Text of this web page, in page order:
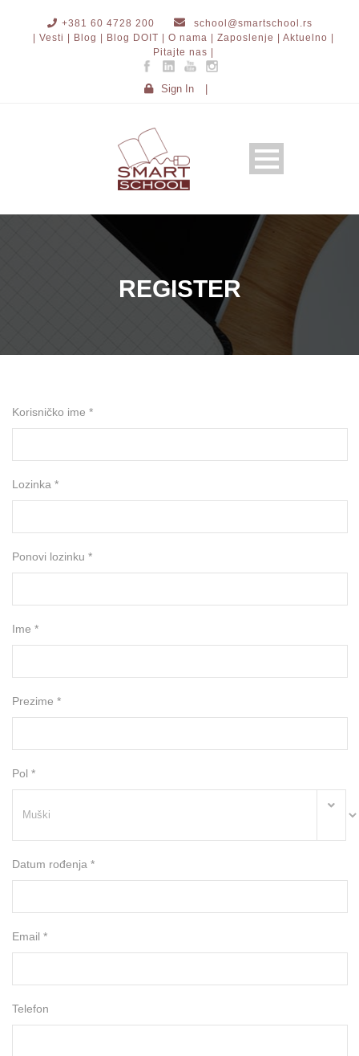
+381 60 4728 200
school@smartschool.rs
| Vesti |
Blog | Blog DOIT | O nama | Zaposlenje |
Aktuelno |
Pitajte nas |
Sign In
REGISTER
Korisničko ime *
Lozinka *
Ponovi lozinku *
Ime *
Prezime *
Pol *
Datum rođenja *
Email *
Telefon